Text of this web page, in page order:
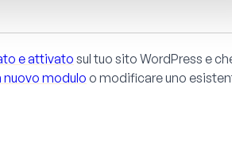
e attivato sul tuo sito WordPress e
nuovo moduloo modificare uno